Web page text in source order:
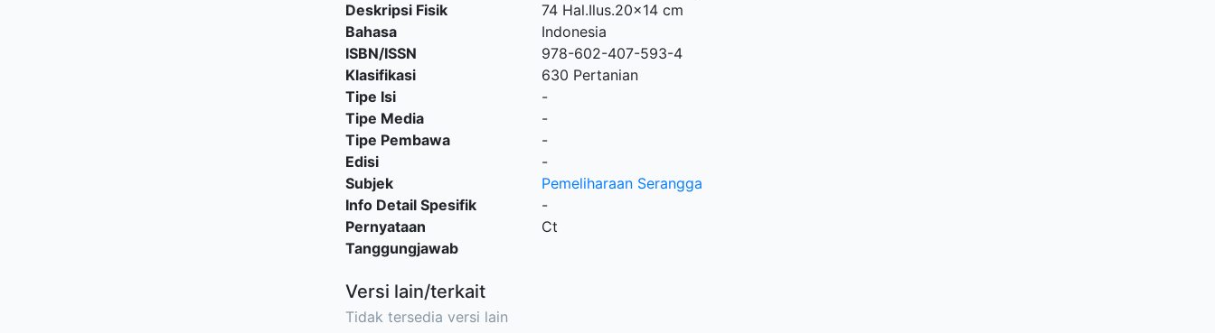
Deskripsi Fisik
74 Hal.Ilus.20x14 cm
Bahasa
Indonesia
ISBN/ISSN
978-602-407-593-4
Klasifikasi
630 Pertanian
Tipe Isi
-
Tipe Media
-
Tipe Pembawa
-
Edisi
-
Subjek
Pemeliharaan Serangga
Info Detail Spesifik
-
Pernyataan
Tanggungjawab
Ct
Versi lain/terkait
Tidak tersedia versi lain